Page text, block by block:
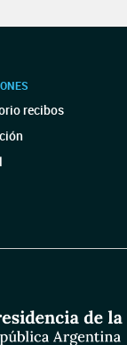
recibos